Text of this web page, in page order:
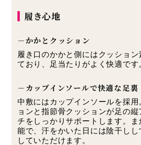
履き心地
－かかとクッション
履き口のかかと側にはクッショ
ており、足当たりがよく快適です
－カップインソールで快適な足裏
中敷にはカップインソールを採
ョンと指節骨クッションが足の
チをしっかりサポートします。
能で、汗をかいた日には陰干し
していただけます。